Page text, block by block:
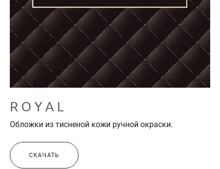
R O Y A L
Обложки из тисненой кожи ручной окраски.
СКАЧАТЬ